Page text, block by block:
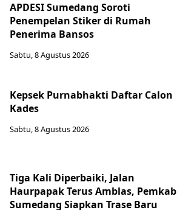
APDESI Sumedang Soroti
Penempelan Stiker di Rumah
Penerima Bansos
Sabtu, 8 Agustus 2026
Kepsek Purnabhakti Daftar Calon
Kades
Sabtu, 8 Agustus 2026
Tiga Kali Diperbaiki, Jalan
Haurpapak Terus Amblas, Pemkab
Sumedang Siapkan Trase Baru